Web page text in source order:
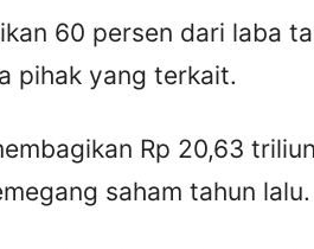
60 persen dari laba
pihak yang terkait.
Rp 20,63
saham tahun lalu.